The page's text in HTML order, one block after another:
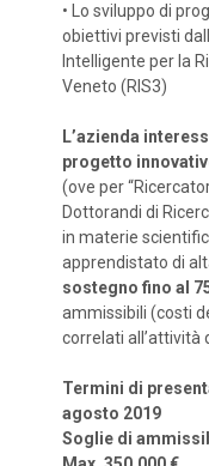
• Lo sviluppo di
obiettivi previsti
Intelligente per la
Veneto (RIS3)
L’azienda
progetto
(ove per
Dottorandi di
in materie
apprendistato di
sostegno fino al
ammissibili (costi
correlati all’attività
Termini di
agosto 2019
Soglie di